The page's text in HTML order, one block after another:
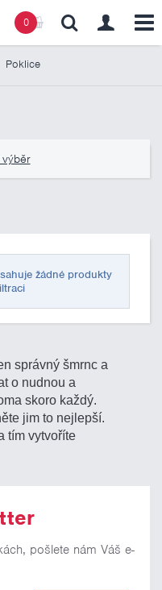
0
Poklice
žádné produkty
správný šmrnc a
o nudnou a
skoro každý.
jim to nejlepší.
tím vytvoříte
pošlete nám Váš e-